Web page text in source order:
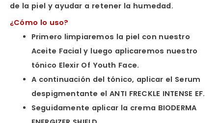
de la piel y ayudar a retener la humedad.
¿Cómo lo uso?
Primero limpiaremos la piel con nuestro
Aceite Facial y luego aplicaremos nuestro
tónico Elexir Of Youth Face.
A continuación del tónico, aplicar el Serum
despigmentante el ANTI FRECKLE INTENSE EF.
Seguidamente aplicar la crema BIODERMA